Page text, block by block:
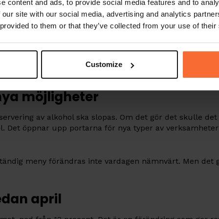
content and ads, to provide social media features and to
site with our social media, advertising and analytics
to them or that they’ve collected from your use of
Customize
på restauranger
kommer öka antalet personer som vill ta sig ut för att
ställen att besöka, vilket betyder fler gäster i rörelse
för senare öppettider och utökade
möjligheter
av alkohol ska slopas. Om det gör det skulle
Det öppnar upp portarna för nya typer av
meny förändras inte vardagen nämnvärt. Men
april